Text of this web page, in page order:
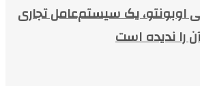
یک سیستم‌عامل تجاری
ندیده است